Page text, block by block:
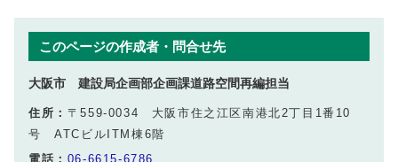
このページの作成者・問合せ先
大阪市 建設局企画部企画課道路空間再編担当
住所： 〒559-0034 大阪市住之江区南港北2丁目1番10
号 ATCビルITM棟6階
電話： 06-6615-6786